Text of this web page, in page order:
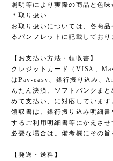
照明等により実際の商品と色
＊取り扱い
お取り扱いについては、各商
るパンフレットに記載しており
【お支払い方法・領収書】
クレジットカード（VISA、
はPay-easy、銀行振り込み、
んたん決済、ソフトバンクま
めて支払い、に対応しています
領収書は、銀行振り込み明細
するご利用明細書等にかえさ
必要な場合は、備考欄にその旨
【発送・送料】